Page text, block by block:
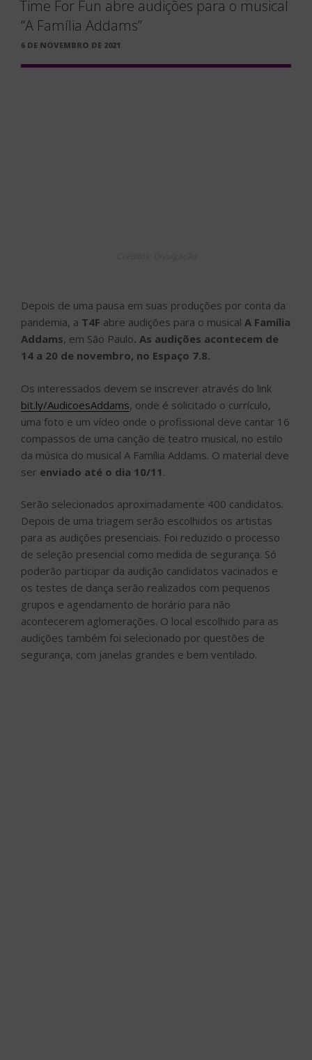
Time For Fun abre audições para o musical
“A Família Addams”
PUBLICADO
6 DE NOVEMBRO DE 2021
Depois de uma pausa em suas produções por conta da
pandemia, a T4F abre audições para o musical A Família
Addams, em São Paulo. As audições acontecem de
14 a 20 de novembro, no Espaço 7.8.
Os interessados devem se inscrever através do link
bit.ly/AudicoesAddams, onde é solicitado o currículo,
uma foto e um vídeo onde o profissional deve cantar 16
compassos de uma canção de teatro musical, no estilo
da música do musical A Família Addams. O material deve
ser enviado até o dia 10/11 .
Serão selecionados aproximadamente 400 candidatos.
Depois de uma triagem serão escolhidos os artistas
para as audições presenciais. Foi reduzido o processo
de seleção presencial como medida de segurança. Só
poderão participar da audição candidatos vacinados e
os testes de dança serão realizados com pequenos
grupos e agendamento de horário para não
acontecerem aglomerações. O local escolhido para as
audições também foi selecionado por questões de
segurança, com janelas grandes e bem ventilado.